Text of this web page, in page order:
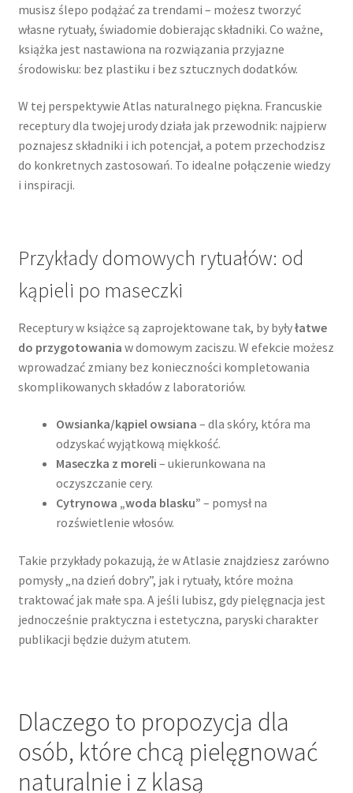
musisz ślepo podążać za trendami – możesz tworzyć
własne rytuały, świadomie dobierając składniki. Co ważne,
książka jest nastawiona na rozwiązania przyjazne
środowisku: bez plastiku i bez sztucznych dodatków.
W tej perspektywie Atlas naturalnego piękna. Francuskie
receptury dla twojej urody działa jak przewodnik: najpierw
poznajesz składniki i ich potencjał, a potem przechodzisz
do konkretnych zastosowań. To idealne połączenie wiedzy
i inspiracji.
Przykłady domowych rytuałów: od
kąpieli po maseczki
Receptury w książce są zaprojektowane tak, by byłyłatwe
do przygotowania w domowym zaciszu. W efekcie możesz
wprowadzać zmiany bez konieczności kompletowania
skomplikowanych składów z laboratoriów.
Owsianka/kąpiel owsiana – dla skóry, która ma
odzyskać wyjątkową miękkość.
Maseczka z moreli – ukierunkowana na
oczyszczanie cery.
Cytrynowa „woda blasku” – pomysł na
rozświetlenie włosów.
Takie przykłady pokazują, że w Atlasie znajdziesz zarówno
pomysły „na dzień dobry”, jak i rytuały, które można
traktować jak małe spa. A jeśli lubisz, gdy pielęgnacja jest
jednocześnie praktyczna i estetyczna, paryski charakter
publikacji będzie dużym atutem.
Dlaczego to propozycja dla
osób, które chcą pielęgnować
naturalnie i z klasą